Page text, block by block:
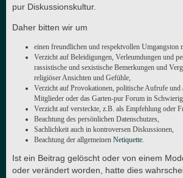
pur Diskussionskultur.
Daher bitten wir um
einen freundlichen und respektvollen Umgangston
Verzicht auf Beleidigungen, Verleumdungen und
rassistische und sexistische Bemerkungen und
religiöser Ansichten und Gefühle,
Verzicht auf Provokationen, politische Aufrufe und
Mitglieder oder das Garten-pur Forum in
Verzicht auf versteckte, z.B. als Empfehlung oder
Beachtung des persönlichen Datenschutzes,
Sachlichkeit auch in kontroversen Diskussionen,
Beachtung der allgemeinen Netiquette.
Ist ein Beitrag gelöscht oder von einem
oder verändert worden, hatte dies